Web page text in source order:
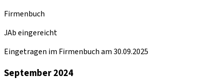
Firmenbuch
JAb eingereicht
Eingetragen im Firmenbuch am 30.09.2025
September 2024